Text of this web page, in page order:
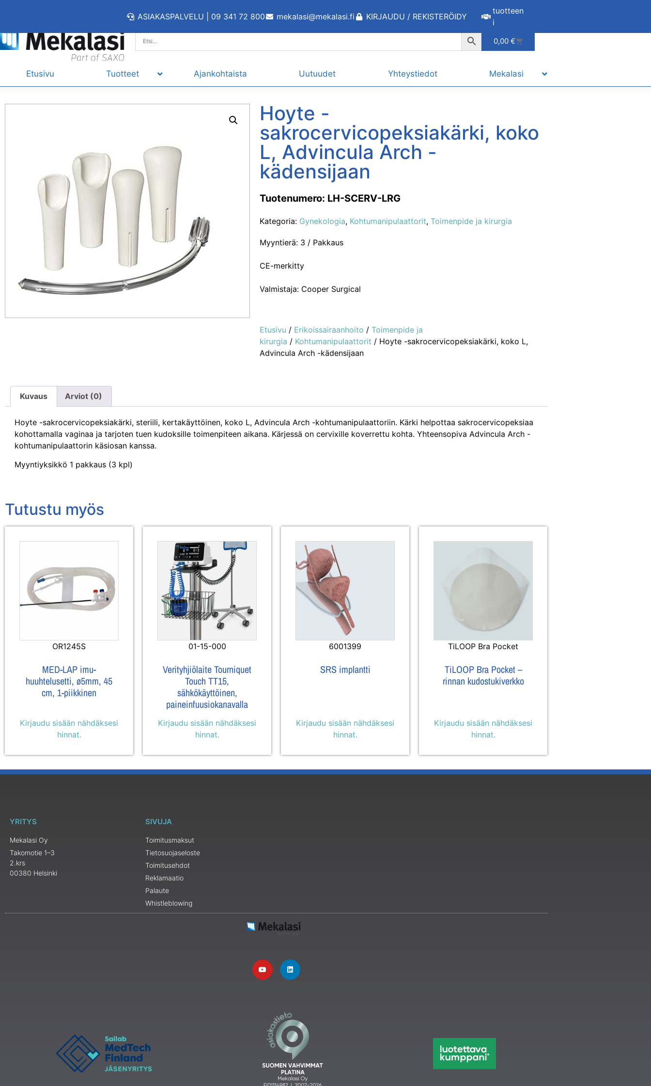
ASIAKASPALVELU | 09 341 72 800 mekalasi@mekalasi.fi KIRJAUDU / REKISTERÖIDY
tuotteen
i
0,00 €
Etusivu Tuotteet Ajankohtaista Uutuudet Yhteystiedot Mekalasi
Hoyte -
sakrocervicopeksiakärki, koko
L, Advincula Arch -
kädensijaan
Tuotenumero: LH-SCERV-LRG
Kategoria: Gynekologia, Kohtumanipulaattorit,Toimenpide ja kirurgia
Myyntierä: 3 / Pakkaus
CE-merkitty
Valmistaja: Cooper Surgical
Etusivu / Erikoissairaanhoito /Toimenpide ja
kirurgia / Kohtumanipulaattorit / Hoyte -sakrocervicopeksiakärki, koko L,
Advincula Arch -kädensijaan
Kuvaus Arviot (0)
Hoyte -sakrocervicopeksiakärki, steriili, kertakäyttöinen, koko L, Advincula Arch -kohtumanipulaattoriin. Kärki helpottaa sakrocervicopeksiaa
kohottamalla vaginaa ja tarjoten tuen kudoksille toimenpiteen aikana. Kärjessä on cervixille koverrettu kohta. Yhteensopiva Advincula Arch -
kohtumanipulaattorin käsiosan kanssa.
Myyntiyksikkö 1 pakkaus (3 kpl)
Tutustu myös
OR1245S
MED-LAP imu-
huuhtelusetti, ø5mm, 45
cm, 1-piikkinen
Kirjaudu sisään nähdäksesi
hinnat.
01-15-000
Verityhjiölaite Tourniquet
Touch TT15,
sähkökäyttöinen,
paineinfuusiokanavalla
Kirjaudu sisään nähdäksesi
hinnat.
6001399
SRS implantti
Kirjaudu sisään nähdäksesi
hinnat.
TiLOOP Bra Pocket
TiLOOP Bra Pocket –
rinnan kudostukiverkko
Kirjaudu sisään nähdäksesi
hinnat.
YRITYS
Mekalasi Oy
Takomotie 1–3
2.krs
00380 Helsinki
SIVUJA
Toimitusmaksut
Tietosuojaseloste
Toimitusehdot
Reklamaatio
Palaute
Whistleblowing